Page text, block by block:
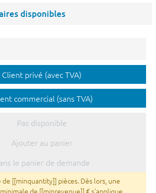
disponibles
Client privé (avec TVA)
commercial (sans TVA)
Pas disponible
Ajouter au panier
le panier de demande
[[minquantity]] pièces. Dès lors, une